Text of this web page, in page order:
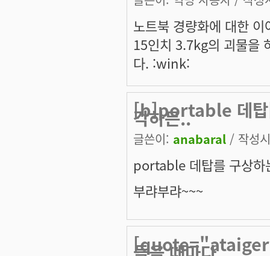
노트북 경량화에 대한
15인치 3.7kg의 괴물을
다. :wink:
[b]portable 데탑
각하믄..
글쓴이: anabaral / 작성
portable 데탑를 구상
부랴부랴~~~